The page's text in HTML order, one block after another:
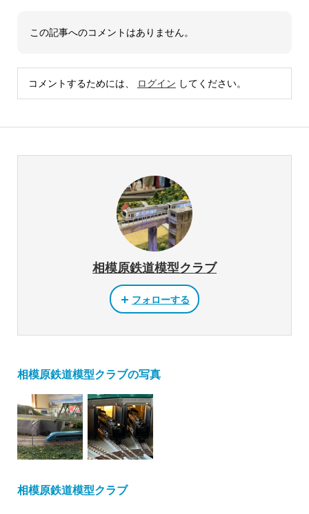
この記事へのコメントはありません。
コメントするためには、 ログイン してください。
相模原鉄道模型クラブ
フォローする
相模原鉄道模型クラブの写真
相模原鉄道模型クラブ